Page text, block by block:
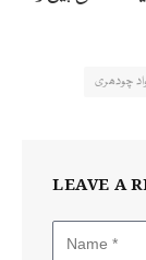
چودھری
LEAVE A